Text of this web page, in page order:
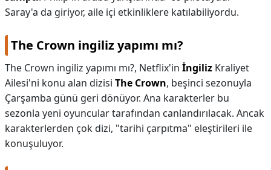
Saray'a da giriyor, aile içi etkinliklere katılabiliyordu.
The Crown ingiliz yapımı mı?
The Crown ingiliz yapımı mı?, Netflix'in İngiliz Kraliyet
Ailesi'ni konu alan dizisi The Crown, beşinci sezonuyla
Çarşamba günü geri dönüyor. Ana karakterler bu
sezonla yeni oyuncular tarafından canlandırılacak. Ancak
karakterlerden çok dizi, "tarihi çarpıtma" eleştirileri ile
konuşuluyor.